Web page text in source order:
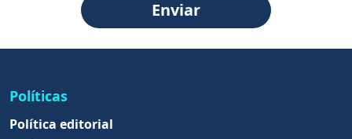
Enviar
Políticas
Política editorial